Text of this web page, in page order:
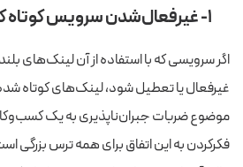
۱- غیرفعال‌شدن سرویس کوتاه کننده URL
اگر سرویسی که با استفاده از آن لینک‌های
غیرفعال یا تعطیل شود، لینک‌های کوتاه
موضوع ضربات جبران‌ناپذیری به یک
فکرکردن به این اتفاق برای همه ترس بزرگی